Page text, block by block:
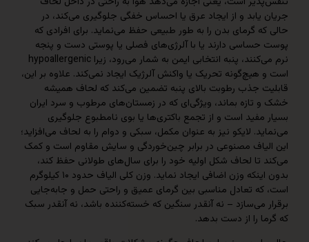
و از ایجاد عرق یا احساس خفگی جلوگیری می‌کند، در
گرمای بدن را به طور طبیعی حفظ می‌نماید. برای افرادی که
دارند یا با آلرژی‌های فصلی یا پوستی دست و پنجه
نرم می‌کنند، پنبه انتخابی ایمن به شمار می‌رود، زیرا hypoallergenic
تحریک یا واکنش آلرژیک ایجاد نمی‌کند. علاوه بر این،
جذب رطوبت بالای پنبه تضمین می‌کند که لحاف همیشه
بماند، ویژگی‌ای که در زمستان‌های مرطوب و سرد ایران
است و از تجمع باکتری‌ها یا بوی نامطبوع جلوگیری
لایکو نیز به عنوان مکمل، سبکی و دوام را به لحاف می‌افزاید؛
مصنوعی در برابر چین‌خوردگی و سایش مقاوم است و کمک
لحاف شکل اولیه خود را برای سال‌های طولانی حفظ کند،
بدون اینکه وزن اضافی ایجاد نماید. وزن کلی الیاف حدود ۱۰ کیلوگرم
تعادل مناسبی بین گرمای عمیق و راحتی حمل و جابه‌جایی
می‌سازد – نه آنقدر سنگین که خسته‌کننده باشد، نه آنقدر سبک
را از دست بدهد.